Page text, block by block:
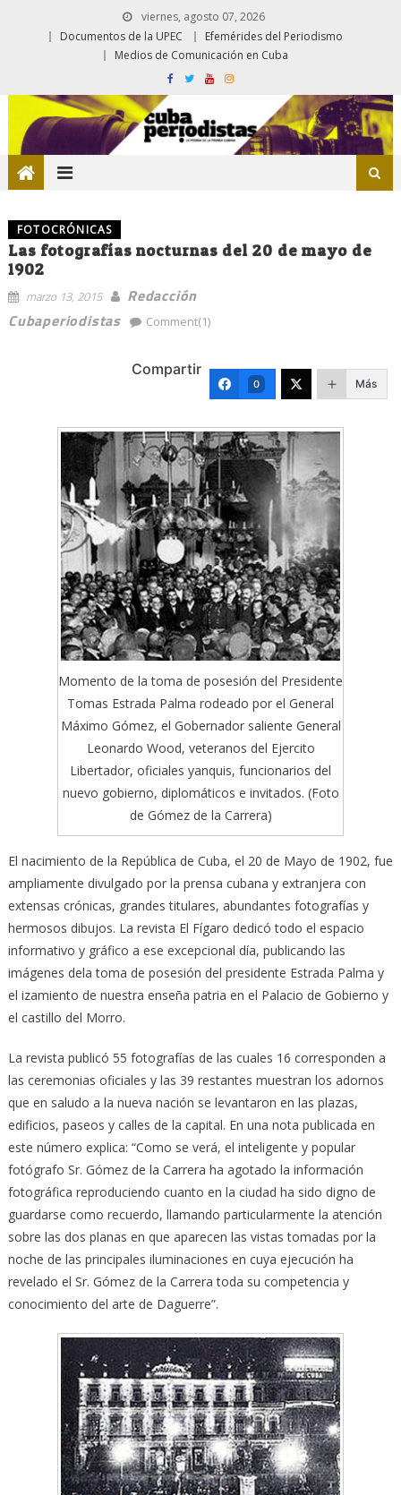
viernes, agosto 07, 2026
Documentos de la UPEC
Efemérides del Periodismo
Medios de Comunicación en Cuba
FOTOCRÓNICAS
Las fotografías nocturnas del 20 de mayo de
1902
marzo 13, 2015
Redacción
Cubaperiodistas
Comment(1)
Compartir
0 Más
Momento de la toma de posesión del Presidente
Tomas Estrada Palma rodeado por el General
Máximo Gómez, el Gobernador saliente General
Leonardo Wood, veteranos del Ejercito
Libertador, oficiales yanquis, funcionarios del
nuevo gobierno, diplomáticos e invitados. (Foto
de Gómez de la Carrera)
El nacimiento de la República de Cuba, el 20 de Mayo de 1902, fue
ampliamente divulgado por la prensa cubana y extranjera con
extensas crónicas, grandes titulares, abundantes fotografías y
hermosos dibujos. La revista El Fígaro dedicó todo el espacio
informativo y gráfico a ese excepcional día, publicando las
imágenes dela toma de posesión del presidente Estrada Palma y
el izamiento de nuestra enseña patria en el Palacio de Gobierno y
el castillo del Morro.
La revista publicó 55 fotografías de las cuales 16 corresponden a
las ceremonias oficiales y las 39 restantes muestran los adornos
que en saludo a la nueva nación se levantaron en las plazas,
edificios, paseos y calles de la capital. En una nota publicada en
este número explica: “Como se verá, el inteligente y popular
fotógrafo Sr. Gómez de la Carrera ha agotado la información
fotográfica reproduciendo cuanto en la ciudad ha sido digno de
guardarse como recuerdo, llamando particularmente la atención
sobre las dos planas en que aparecen las vistas tomadas por la
noche de las principales iluminaciones en cuya ejecución ha
revelado el Sr. Gómez de la Carrera toda su competencia y
conocimiento del arte de Daguerre”.